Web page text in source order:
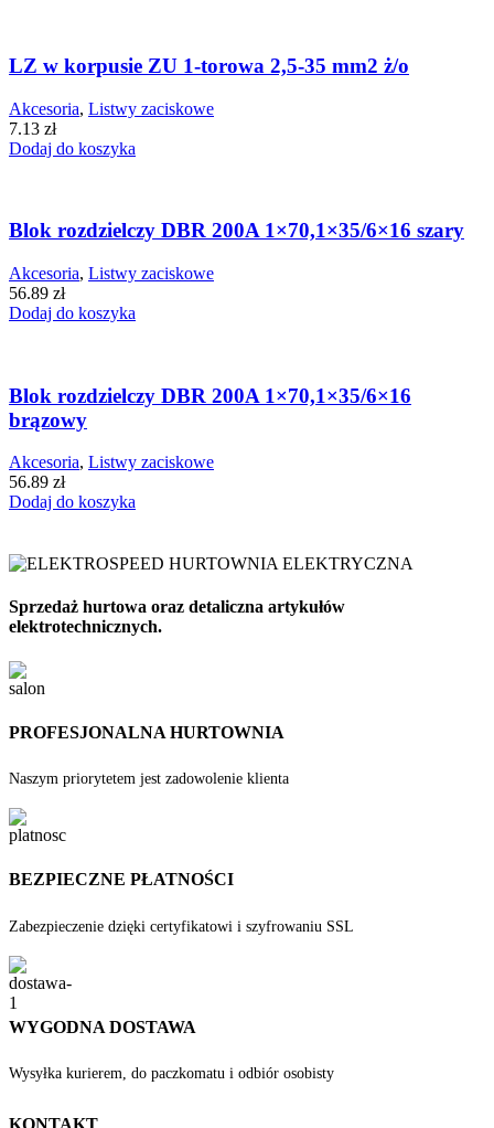
LZ w korpusie ZU 1-torowa 2,5-35 mm2 ż/o
Akcesoria, Listwy zaciskowe
7.13 zł
Dodaj do koszyka
Blok rozdzielczy DBR 200A 1×70,1×35/6×16 szary
Akcesoria, Listwy zaciskowe
56.89 zł
Dodaj do koszyka
Blok rozdzielczy DBR 200A 1×70,1×35/6×16
brązowy
Akcesoria, Listwy zaciskowe
56.89 zł
Dodaj do koszyka
Sprzedaż hurtowa oraz detaliczna artykułów
elektrotechnicznych.
PROFESJONALNA HURTOWNIA
Naszym priorytetem jest zadowolenie klienta
BEZPIECZNE PŁATNOŚCI
Zabezpieczenie dzięki certyfikatowi i szyfrowaniu SSL
WYGODNA DOSTAWA
Wysyłka kurierem, do paczkomatu i odbiór osobisty